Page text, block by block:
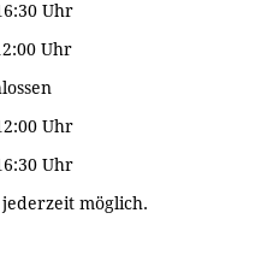
Uhr
Uhr
Uhr
Uhr
möglich.